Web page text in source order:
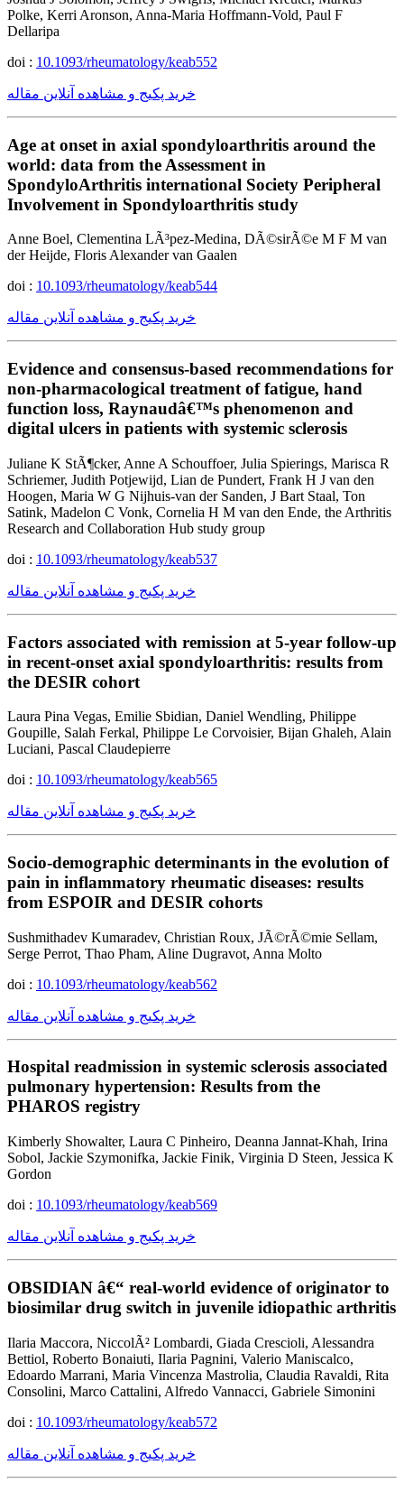
Polke, Kerri Aronson, Anna-Maria Hoffmann-Vold, Paul F
Dellaripa
doi : 10.1093/rheumatology/keab552
خرید پکیج و مشاهده آنلاین مقاله
Age at onset in axial spondyloarthritis around the
world: data from the Assessment in
SpondyloArthritis international Society Peripheral
Involvement in Spondyloarthritis study
Anne Boel, Clementina LÃ³pez-Medina, DÃ©sirÃ©e M F M van
der Heijde, Floris Alexander van Gaalen
doi : 10.1093/rheumatology/keab544
خرید پکیج و مشاهده آنلاین مقاله
Evidence and consensus-based recommendations for
non-pharmacological treatment of fatigue, hand
function loss, Raynaudâ€™s phenomenon and
digital ulcers in patients with systemic sclerosis
Juliane K StÃ¶cker, Anne A Schouffoer, Julia Spierings, Marisca R
Schriemer, Judith Potjewijd, Lian de Pundert, Frank H J van den
Hoogen, Maria W G Nijhuis-van der Sanden, J Bart Staal, Ton
Satink, Madelon C Vonk, Cornelia H M van den Ende, the Arthritis
Research and Collaboration Hub study group
doi : 10.1093/rheumatology/keab537
خرید پکیج و مشاهده آنلاین مقاله
Factors associated with remission at 5-year follow-up
in recent-onset axial spondyloarthritis: results from
the DESIR cohort
Laura Pina Vegas, Emilie Sbidian, Daniel Wendling, Philippe
Goupille, Salah Ferkal, Philippe Le Corvoisier, Bijan Ghaleh, Alain
Luciani, Pascal Claudepierre
doi : 10.1093/rheumatology/keab565
خرید پکیج و مشاهده آنلاین مقاله
Socio-demographic determinants in the evolution of
pain in inflammatory rheumatic diseases: results
from ESPOIR and DESIR cohorts
Sushmithadev Kumaradev, Christian Roux, JÃ©rÃ©mie Sellam,
Serge Perrot, Thao Pham, Aline Dugravot, Anna Molto
doi : 10.1093/rheumatology/keab562
خرید پکیج و مشاهده آنلاین مقاله
Hospital readmission in systemic sclerosis associated
pulmonary hypertension: Results from the
PHAROS registry
Kimberly Showalter, Laura C Pinheiro, Deanna Jannat-Khah, Irina
Sobol, Jackie Szymonifka, Jackie Finik, Virginia D Steen, Jessica K
Gordon
doi : 10.1093/rheumatology/keab569
خرید پکیج و مشاهده آنلاین مقاله
OBSIDIAN â€“ real-world evidence of originator to
biosimilar drug switch in juvenile idiopathic arthritis
Ilaria Maccora, NiccolÃ² Lombardi, Giada Crescioli, Alessandra
Bettiol, Roberto Bonaiuti, Ilaria Pagnini, Valerio Maniscalco,
Edoardo Marrani, Maria Vincenza Mastrolia, Claudia Ravaldi, Rita
Consolini, Marco Cattalini, Alfredo Vannacci, Gabriele Simonini
doi : 10.1093/rheumatology/keab572
خرید پکیج و مشاهده آنلاین مقاله